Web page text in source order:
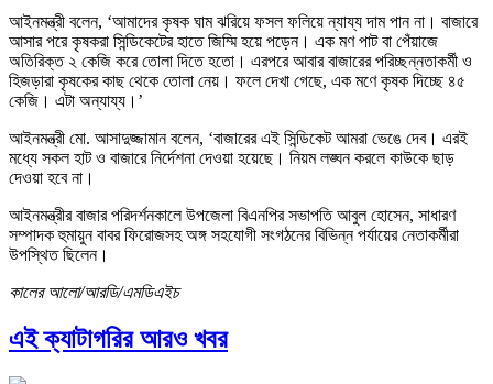
আইনমন্ত্রী বলেন, ‘আমাদের কৃষক ঘাম ঝরিয়ে ফসল ফলিয়ে ন্যায্য দাম পান না। বাজারে
আসার পরে কৃষকরা সিন্ডিকেটের হাতে জিম্মি হয়ে পড়েন। এক মণ পাট বা পেঁয়াজে
অতিরিক্ত ২ কেজি করে তোলা দিতে হতো। এরপরে আবার বাজারের পরিচ্ছন্নতাকর্মী ও
হিজড়ারা কৃষকের কাছ থেকে তোলা নেয়। ফলে দেখা গেছে, এক মণে কৃষক দিচ্ছে ৪৫
কেজি। এটা অন্যায্য।’
আইনমন্ত্রী মো. আসাদুজ্জামান বলেন, ‘বাজারের এই সিন্ডিকেট আমরা ভেঙে দেব। এরই
মধ্যে সকল হাট ও বাজারে নির্দেশনা দেওয়া হয়েছে। নিয়ম লঙ্ঘন করলে কাউকে ছাড়
দেওয়া হবে না।
আইনমন্ত্রীর বাজার পরিদর্শনকালে উপজেলা বিএনপির সভাপতি আবুল হোসেন, সাধারণ
সম্পাদক হুমায়ুন বাবর ফিরোজসহ অঙ্গ সহযোগী সংগঠনের বিভিন্ন পর্যায়ের নেতাকর্মীরা
উপস্থিত ছিলেন।
কালের আলো/আরডি/এমডিএইচ
এই ক্যাটাগরির আরও খবর